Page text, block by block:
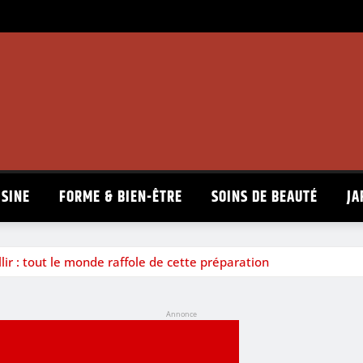
FORME & BIEN-ÊTRE SOINS DE BEAUTÉ
: tout le monde raffole de cette préparation
Annonce